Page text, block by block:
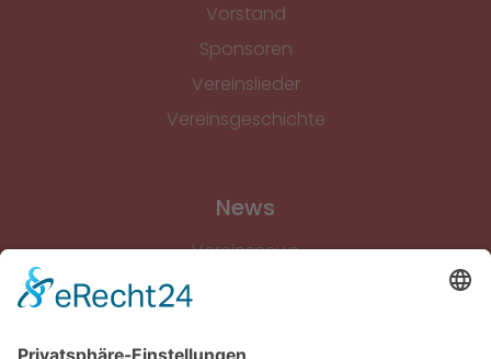
Vorstand
Sponsoren
Vereinslieder
Vereinsgeschichte
News
Vereinsnews